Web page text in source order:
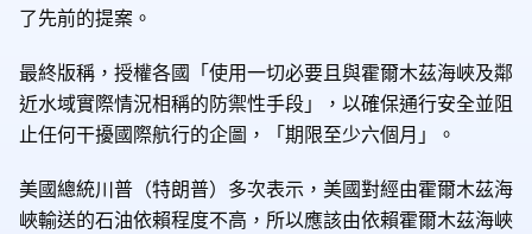
了先前的提案。
最終版稱，授權各國「使用一切必要且與霍爾木茲海峽及鄰
近水域實際情況相稱的防禦性手段」，以確保通行安全並阻
止任何干擾國際航行的企圖，「期限至少六個月」。
美國總統川普（特朗普）多次表示，美國對經由霍爾木茲海
峽輸送的石油依賴程度不高，所以應該由依賴霍爾木茲海峽